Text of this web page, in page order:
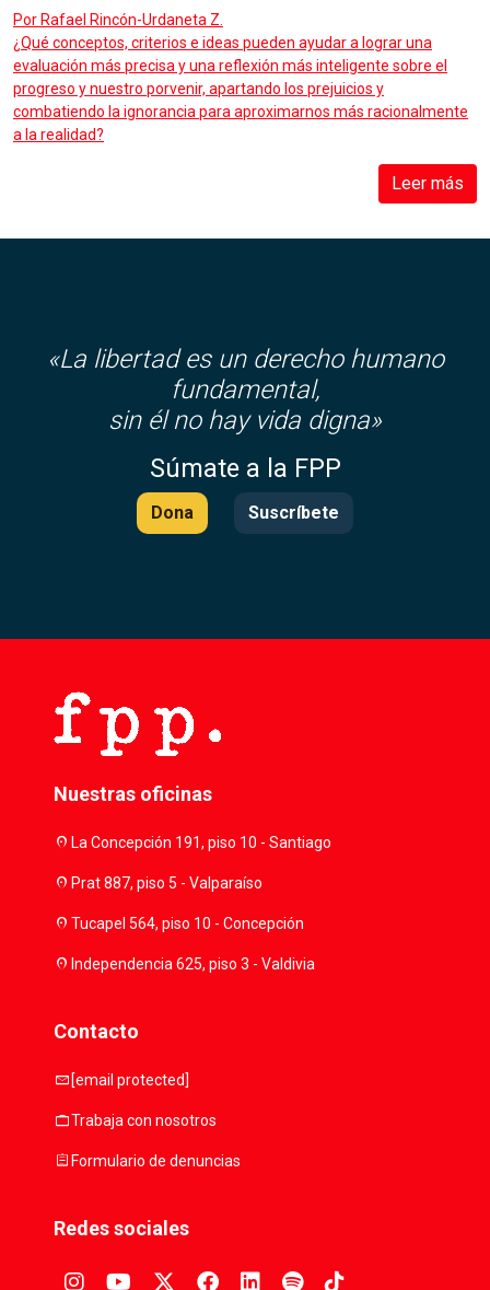
Por Rafael Rincón-Urdaneta Z.
¿Qué conceptos, criterios e ideas pueden ayudar a lograr una
evaluación más precisa y una reflexión más inteligente sobre el
progreso y nuestro porvenir, apartando los prejuicios y
combatiendo la ignorancia para aproximarnos más racionalmente
a la realidad?
Leer más
«La libertad es un derecho humano
fundamental,
sin él no hay vida digna»
Súmate a la FPP
Dona Suscríbete
Nuestras oficinas
location_onLa Concepción 191, piso 10 - Santiago
location_onPrat 887, piso 5 - Valparaíso
location_onTucapel 564, piso 10 - Concepción
location_onIndependencia 625, piso 3 - Valdivia
Contacto
mail [email protected]
workTrabaja con nosotros
assignmentFormulario de denuncias
Redes sociales